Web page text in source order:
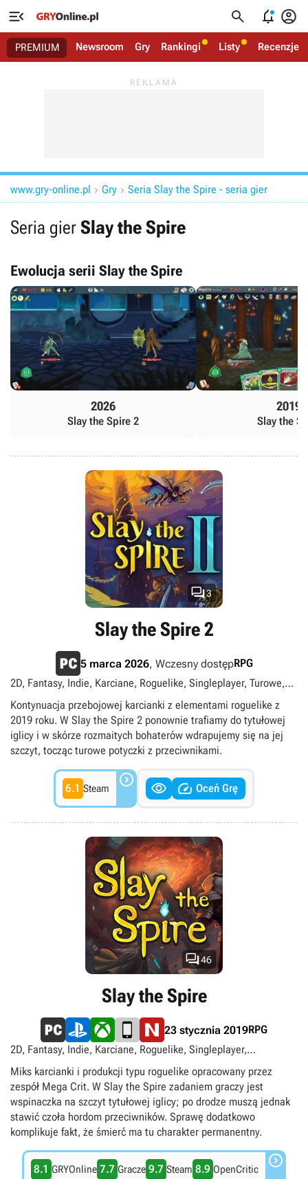
   
PREMIUM Newsroom Gry Rankingi Listy Recenzje
www.gry-online.pl  Gry  Seria Slay the Spire - seria gier
Seria gierSlay the Spire
Ewolucja serii Slay the Spire
2026
Slay the Spire 2
2019
Slay the
3
Slay the Spire 2
5 marca 2026, Wczesny dostępRPG
2D, Fantasy, Indie, Karciane, Roguelike, Singleplayer, Turowe,
singleplayer
Kontynuacja przebojowej karcianki z elementami roguelike z
2019 roku. W Slay the Spire 2 ponownie trafiamy do tytułowej
iglicy i w skórze rozmaitych bohaterów wdrapujemy się na jej
szczyt, tocząc turowe potyczki z przeciwnikami.
6.1 Steam    Oceń Grę
46
Slay the Spire
23 stycznia 2019RPG
2D, Fantasy, Indie, Karciane, Roguelike, Singleplayer,
singleplayer
Miks karcianki i produkcji typu roguelike opracowany przez
zespół Mega Crit. W Slay the Spire zadaniem graczy jest
wspinaczka na szczyt tytułowej iglicy; po drodze muszą jednak
stawić czoła hordom przeciwników. Sprawę dodatkowo
komplikuje fakt, że śmierć ma tu charakter permanentny.
8.1 GRYOnline 7.7 Gracze 9.7 Steam 8.9 OpenCritic 